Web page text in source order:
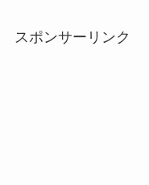
スポンサーリンク